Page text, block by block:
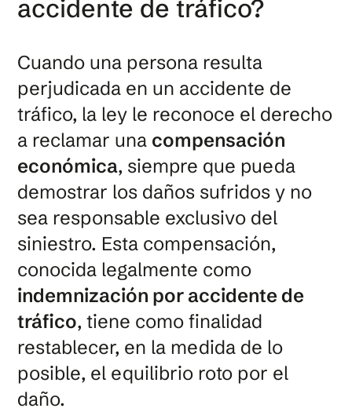
accidente de tráfico?
Cuando una persona resulta
perjudicada en un accidente de
tráfico, la ley le reconoce el derecho
a reclamar una compensación
económica, siempre que pueda
demostrar los daños sufridos y no
sea responsable exclusivo del
siniestro. Esta compensación,
conocida legalmente como
indemnización por accidente de
tráfico, tiene como finalidad
restablecer, en la medida de lo
posible, el equilibrio roto por el
daño.